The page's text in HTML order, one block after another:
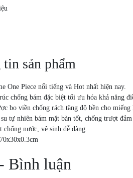
sản phẩm
One Piece nổi tiếng và Hot nhất hiện nay.
chống bám đặc biệt tối ưu hóa khả năng
bo viền chống rách tăng độ bền cho miếng
tự nhiên bám mặt bàn tốt, chống trượt
chống nước, vệ sinh dễ dàng.
Bình luận